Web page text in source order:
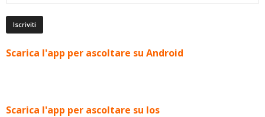
Scarica l'app per ascoltare su Android
Scarica l'app per ascoltare su Ios